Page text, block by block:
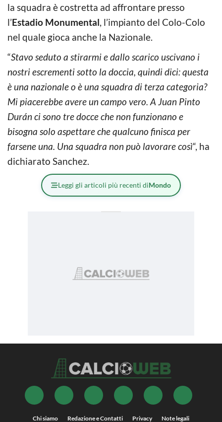
la squadra è costretta ad affrontare presso
l’Estadio Monumental, l’impianto del Colo-Colo
nel quale gioca anche la Nazionale.
“Stavo seduto a stirarmi e dallo scarico uscivano i
nostri escrementi sotto la doccia, quindi dici: questa
è una nazionale o è una squadra di terza categoria?
Mi piacerebbe avere un campo vero. A Juan Pinto
Durán ci sono tre docce che non funzionano e
bisogna solo aspettare che qualcuno finisca per
farsene una. Una squadra non può lavorare così“, ha
dichiarato Sanchez.
Leggi gli articoli più recenti diMondo
Chi siamo Redazione e Contatti Privacy Note legali